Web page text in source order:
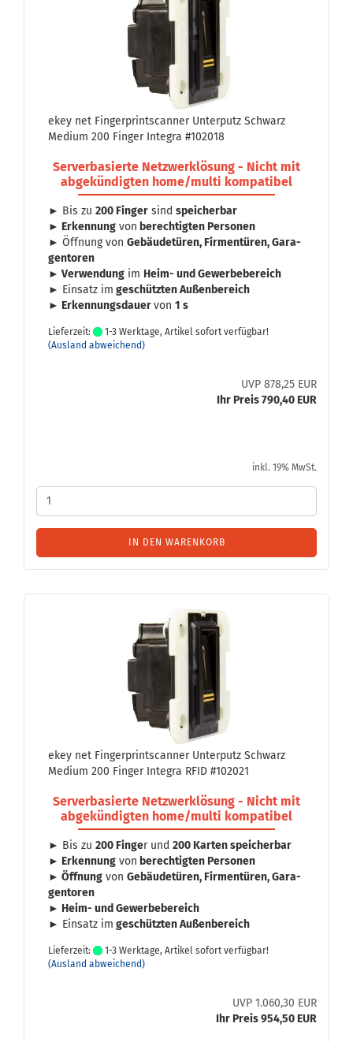
ekey net Fin­ger­print­scan­ner Un­ter­putz Schwarz
Me­di­um 200 Fin­ger In­te­gra #102018
Ser­ver­ba­sier­te Netz­werk­lö­sung - Nicht mit
ab­ge­kün­dig­ten home/multi kom­pa­ti­bel
► Bis zu 200 Fin­ger sind spei­cher­bar
► Er­ken­nung von be­rech­tig­ten Per­so­nen
► Öff­nung von Ge­bäu­de­tü­ren, Fir­men­tü­ren, Ga­ra­
gen­to­ren
► Ver­wen­dung im Heim- und Ge­wer­be­be­reich
► Ein­satz im ge­schütz­ten Au­ßen­be­reich
► Er­ken­nungs­dau­ervon 1 s
Lieferzeit:
1-3 Werktage, Artikel sofort verfügbar!
(Ausland abweichend)
UVP 878,25 EUR
Ihr Preis 790,40 EUR
inkl. 19% MwSt.
IN DEN WARENKORB
ekey net Fin­ger­print­scan­ner Un­ter­putz Schwarz
Me­di­um 200 Fin­ger In­te­gra RFID #102021
Ser­ver­ba­sier­te Netz­werk­lö­sung - Nicht mit
ab­ge­kün­dig­ten home/multi kom­pa­ti­bel
► Bis zu 200 Finger und 200 Kar­ten spei­cher­bar
► Er­ken­nung von be­rech­tig­ten Per­so­nen
► Öff­nung von Ge­bäu­de­tü­ren, Fir­men­tü­ren, Ga­ra­
gen­to­ren
► Heim- und Ge­wer­be­be­reich
► Ein­satz im ge­schütz­ten Au­ßen­be­reich
Lieferzeit:
1-3 Werktage, Artikel sofort verfügbar!
(Ausland abweichend)
UVP 1.060,30 EUR
Ihr Preis 954,50 EUR